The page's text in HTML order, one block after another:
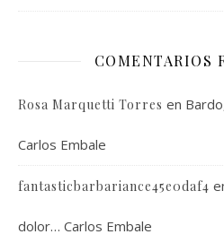
COMENTARIOS
Rosa Marquetti Torres en
Carlos Embale
fantasticbarbariance45e0daf4
dolor… Carlos Embale